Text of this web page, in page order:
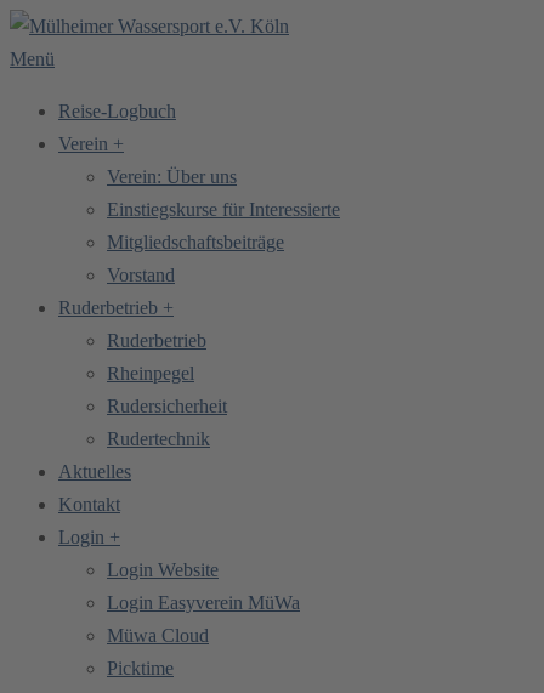
Zum
Inhalt
Menü
Reise-Logbuch
Verein +
Verein: Über uns
Einstiegskurse für Interessierte
Mitgliedschaftsbeiträge
Vorstand
Ruderbetrieb +
Ruderbetrieb
Rheinpegel
Rudersicherheit
Rudertechnik
Aktuelles
Kontakt
Login +
Login Website
Login Easyverein MüWa
Müwa Cloud
Picktime